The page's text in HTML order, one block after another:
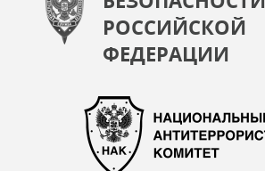
РОССИЙСКОЙ
ФЕДЕРАЦИИ